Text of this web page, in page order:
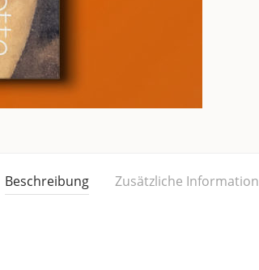
Beschreibung Zusätzliche Information